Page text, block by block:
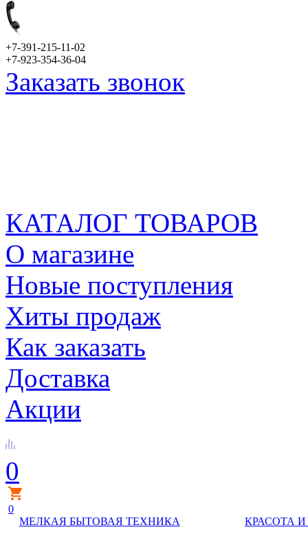
+7-391-215-11-02
+7-923-354-36-04
Заказать звонок
КАТАЛОГ ТОВАРОВ
О магазине
Новые поступления
Хиты продаж
Как заказать
Доставка
Акции
0
0
МЕЛКАЯ БЫТОВАЯ ТЕХНИКА
КРАСОТА И